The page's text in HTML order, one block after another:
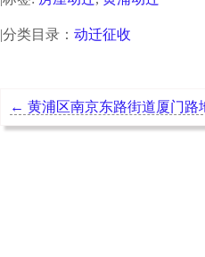
|分类目录： 动迁征收
← 黄浦区南京东路街道厦门路